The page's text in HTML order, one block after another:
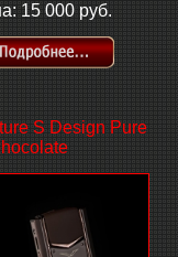
15 000 руб.
S Design Pure